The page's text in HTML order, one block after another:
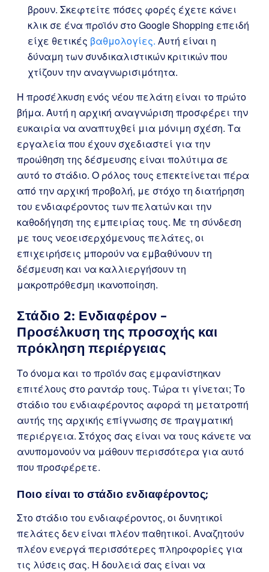
βρουν. Σκεφτείτε πόσες φορές έχετε κάνει
κλικ σε ένα προϊόν στο Google Shopping επειδή
είχε θετικές βαθμολογίες. Αυτή είναι η
δύναμη των συνδικαλιστικών κριτικών που
χτίζουν την αναγνωρισιμότητα.
Η προσέλκυση ενός νέου πελάτη είναι το πρώτο
βήμα. Αυτή η αρχική αναγνώριση προσφέρει την
ευκαιρία να αναπτυχθεί μια μόνιμη σχέση. Τα
εργαλεία που έχουν σχεδιαστεί για την
προώθηση της δέσμευσης είναι πολύτιμα σε
αυτό το στάδιο. Ο ρόλος τους επεκτείνεται πέρα
από την αρχική προβολή, με στόχο τη διατήρηση
του ενδιαφέροντος των πελατών και την
καθοδήγηση της εμπειρίας τους. Με τη σύνδεση
με τους νεοεισερχόμενους πελάτες, οι
επιχειρήσεις μπορούν να εμβαθύνουν τη
δέσμευση και να καλλιεργήσουν τη
μακροπρόθεσμη ικανοποίηση.
Στάδιο 2: Ενδιαφέρον –
Προσέλκυση της προσοχής και
πρόκληση περιέργειας
Το όνομα και το προϊόν σας εμφανίστηκαν
επιτέλους στο ραντάρ τους. Τώρα τι γίνεται; Το
στάδιο του ενδιαφέροντος αφορά τη μετατροπή
αυτής της αρχικής επίγνωσης σε πραγματική
περιέργεια. Στόχος σας είναι να τους κάνετε να
ανυπομονούν να μάθουν περισσότερα για αυτό
που προσφέρετε.
Ποιο είναι το στάδιο ενδιαφέροντος;
Στο στάδιο του ενδιαφέροντος, οι δυνητικοί
πελάτες δεν είναι πλέον παθητικοί. Αναζητούν
πλέον ενεργά περισσότερες πληροφορίες για
τις λύσεις σας. Η δουλειά σας είναι να